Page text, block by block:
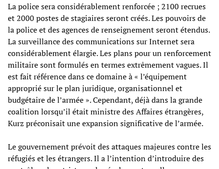
La police sera considérablement renforcée ; 2100 recrues
et 2000 postes de stagiaires seront créés. Les pouvoirs de
la police et des agences de renseignement seront étendus.
La surveillance des communications sur Internet sera
considérablement élargie. Les plans pour un renforcement
militaire sont formulés en termes extrêmement vagues. Il
est fait référence dans ce domaine à « l’équipement
approprié sur le plan juridique, organisationnel et
budgétaire de l’armée ». Cependant, déjà dans la grande
coalition lorsqu’il était ministre des Affaires étrangères,
Kurz préconisait une expansion significative de l’armée.
Le gouvernement prévoit des attaques majeures contre les
réfugiés et les étrangers. Il a l’intention d’introduire des